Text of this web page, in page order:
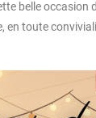
belle occasion
en toute